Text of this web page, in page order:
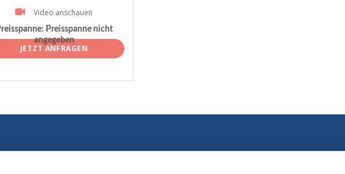
Video anschauen
Preisspanne nicht
angegeben
JETZT ANFRAGEN